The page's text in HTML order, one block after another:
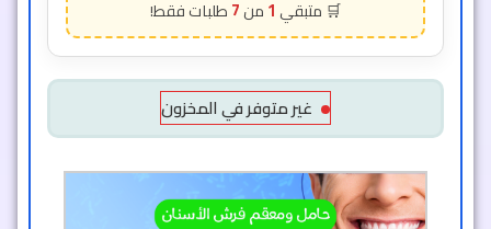
1
7
غير متوفر في المخزون